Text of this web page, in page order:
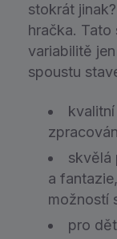
stokrát
hračka. Tato
variabilitě
spoustu
skvělá
a
možností
pro